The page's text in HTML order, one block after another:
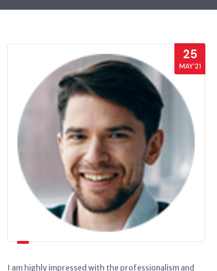
25
MAY’21
I am highly impressed with the professionalism and